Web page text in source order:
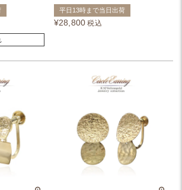
平日13時まで当日出荷
¥28,800 税込